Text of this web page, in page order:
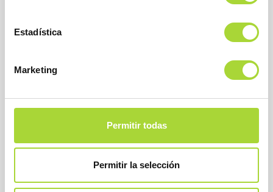
Estadística
Marketing
Permitir todas
Permitir la selección
Imraldi®
IMRALDI®
adalimumab
25/05/2018